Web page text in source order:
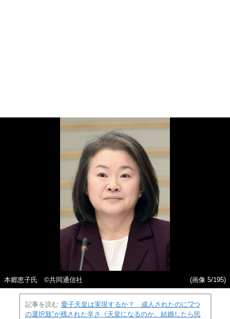
本郷恵子氏 ©共同通信社 (画像 5/195)
記事を読む 愛子天皇は実現するか？ 成人されたのに“2つ
の選択肢”が残された辛さ《天皇になるのか、結婚したら民